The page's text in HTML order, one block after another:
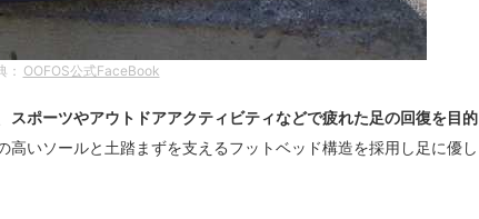
： OOFOS公式FaceBook
スポーツやアウトドアアクティビティなどで疲れた足の回復を目的
高いソールと土踏まずを支えるフットベッド構造を採用し足に優し